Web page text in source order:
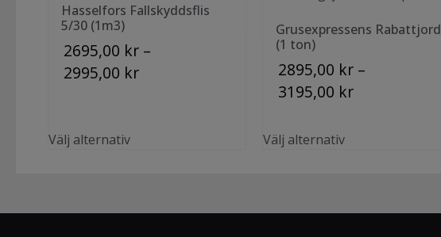
Hasselfors Fallskyddsflis
5/30 (1m3)
2695,00 kr –
2995,00 kr
Välj alternativ
Grusexpressens Rabattjord
(1 ton)
2895,00 kr –
3195,00 kr
Välj alternativ